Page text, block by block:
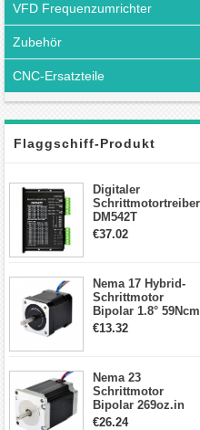
VFD Frequenzumrichter
Zubehör
CNC-Ersatzteile
Flaggschiff-Produkt
Digitaler
Schrittmotortreiber
DM542T
Schrittmotor
Schrittmotor
€37.02
Nema 17 Hybrid-
Schrittmotor
Bipolar 1.8° 59Ncm
2A 4 Drähte mit 1m
€13.32
Nema 23
Schrittmotor
Bipolar 269oz.in
2,8A 57x57x76mm
€26.24